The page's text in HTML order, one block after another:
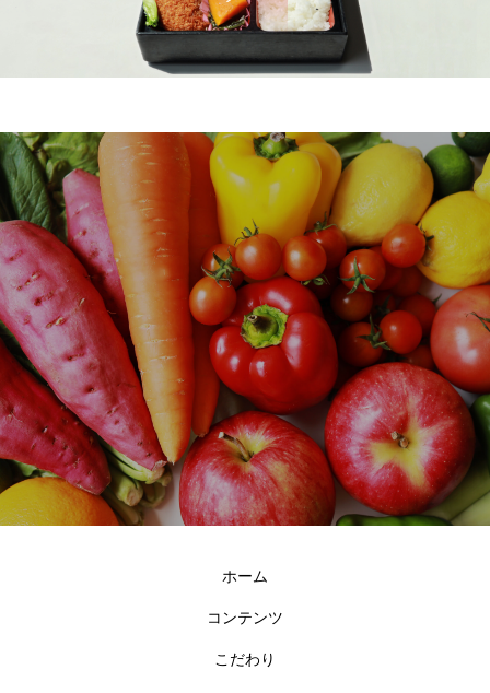
ホーム
コンテンツ
こだわり